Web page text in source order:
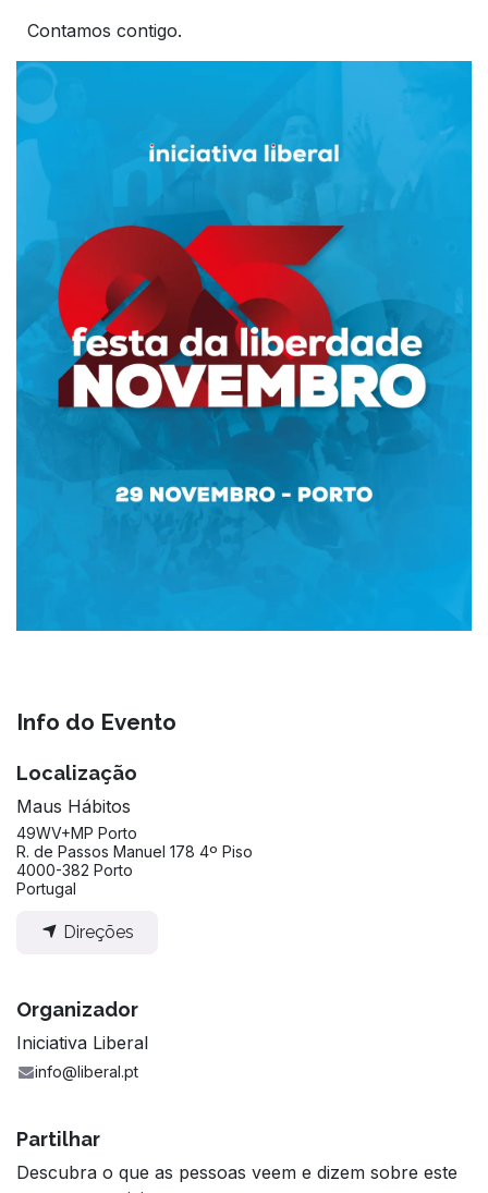
Contamos contigo.
Info do Evento
Localização
Maus Hábitos
49WV+MP Porto
R. de Passos Manuel 178 4º Piso
4000-382 Porto
Portugal
Direções
Organizador
Iniciativa Liberal
info@liberal.pt
Partilhar
Descubra o que as pessoas veem e dizem sobre este